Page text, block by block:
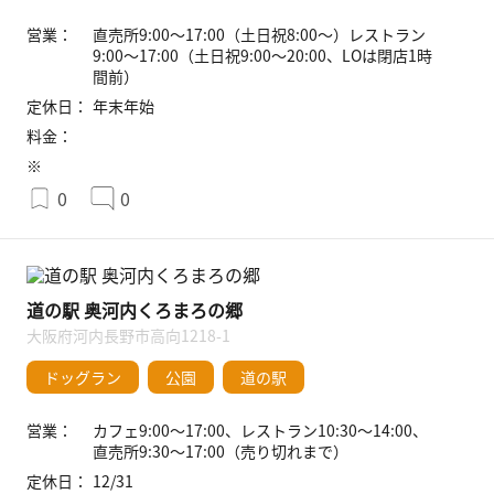
営業：
直売所9:00〜17:00（土日祝8:00〜）レストラン
9:00〜17:00（土日祝9:00〜20:00、LOは閉店1時
間前）
定休日： 年末年始
料金：
※
0 0
道の駅 奥河内くろまろの郷
大阪府河内長野市高向1218-1
ドッグラン
公園 道の駅
営業：
カフェ9:00〜17:00、レストラン10:30〜14:00、
直売所9:30〜17:00（売り切れまで）
定休日： 12/31